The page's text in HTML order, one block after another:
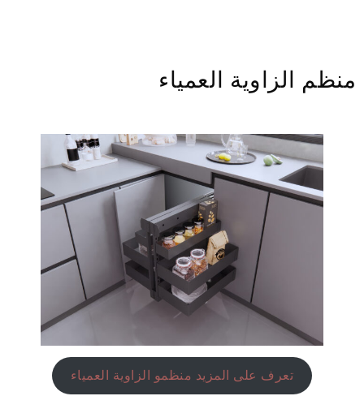
منظم الزاوية العمياء
تعرف على المزيد منظمو الزاوية العمياء